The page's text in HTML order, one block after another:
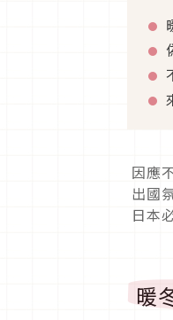
因應
出國
日本
暖